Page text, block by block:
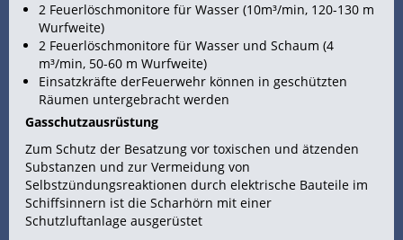
2 Feuerlöschmonitore für Wasser (10m³/min, 120-130 m
Wurfweite)
2 Feuerlöschmonitore für Wasser und Schaum (4
m³/min, 50-60 m Wurfweite)
Einsatzkräfte derFeuerwehr können in geschützten
Räumen untergebracht werden
Gasschutzausrüstung
Zum Schutz der Besatzung vor toxischen und ätzenden
Substanzen und zur Vermeidung von
Selbstzündungsreaktionen durch elektrische Bauteile im
Schiffsinnern ist die Scharhörn mit einer
Schutzluftanlage ausgerüstet